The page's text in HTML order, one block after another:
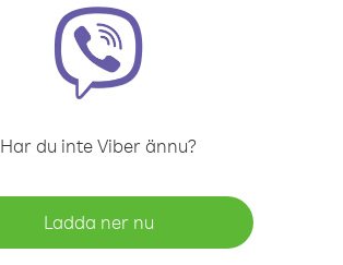
Har du inte Viber ännu?
Ladda ner nu